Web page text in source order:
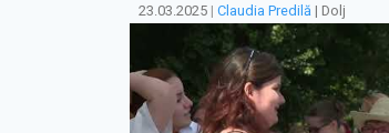
23.03.2025 | Claudia Predilă | Dolj